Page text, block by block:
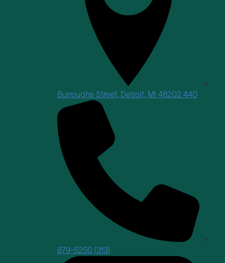
440 Burroughs Street, Detroit, MI 48202
(313) 879-5250